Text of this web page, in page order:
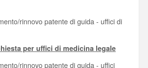
rinnovo patente di guida - uffici di
per uffici di medicina legale
rinnovo patente di guida - uffici